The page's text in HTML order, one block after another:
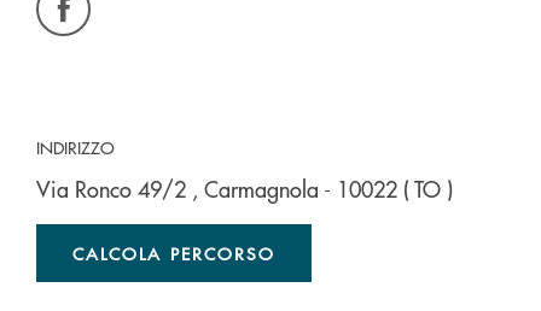
INDIRIZZO
Via Ronco 49/2 , Carmagnola - 10022 ( TO )
CALCOLA PERCORSO